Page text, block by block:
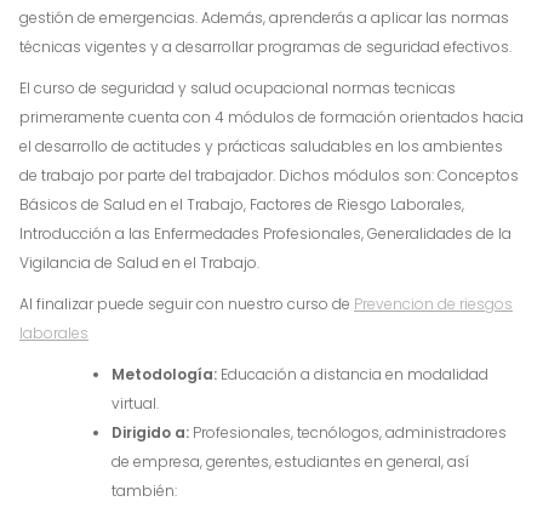
gestión de emergencias. Además, aprenderás a aplicar las normas
técnicas vigentes y a desarrollar programas de seguridad efectivos.
El curso de seguridad y salud ocupacional normas tecnicas
primeramente cuenta con 4 módulos de formación orientados hacia
el desarrollo de actitudes y prácticas saludables en los ambientes
de trabajo por parte del trabajador. Dichos módulos son: Conceptos
Básicos de Salud en el Trabajo, Factores de Riesgo Laborales,
Introducción a las Enfermedades Profesionales, Generalidades de la
Vigilancia de Salud en el Trabajo.
Al finalizar puede seguir con nuestro curso de Prevencion de riesgos
laborales
Metodología: Educación a distancia en modalidad
virtual.
Dirigido a: Profesionales, tecnólogos, administradores
de empresa, gerentes, estudiantes en general, así
también: